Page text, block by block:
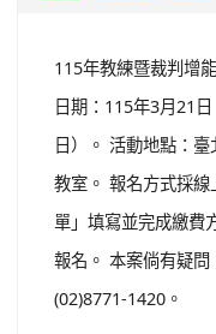
115年教練暨裁判增
日期：115年3月21
日）。 活動地點：
教室。 報名方式採
單」填寫並完成繳費
報名。 本案倘有疑問
(02)8771-1420。